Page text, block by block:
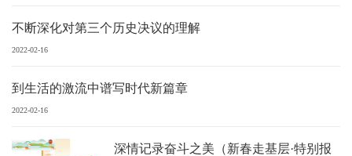
不断深化对第三个历史决议的理解
2022-02-16
到生活的激流中谱写时代新篇章
2022-02-16
深情记录奋斗之美（新春走基层·特别报